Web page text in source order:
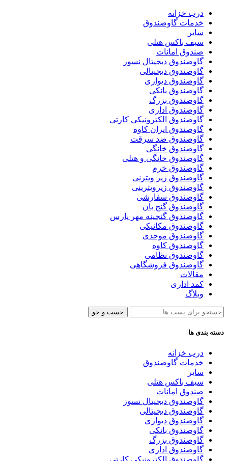
درب خزانه
خدمات گاوصندوق
سایر
سیف باکس هتلی
صندوق امانات
گاوصندوق دیجیتال نسوز
گاوصندوق دیجیتالی
گاوصندوق دیواری
گاوصندوق بانکی
گاوصندوق بزرگ
گاوصندوق اداری
گاوصندوق الکترونیکی کارتی
گاوصندوق ایران کاوه
گاوصندوق ضد سرقت
گاوصندوق خانگی
گاوصندوق خانگی و هتلی
گاوصندوق خرم
گاوصندوق زیر ویترنی
گاوصندوق زیرویترینی
گاوصندوق سفارشی
گاوصندوق گنج بان
گاوصندوق گنجینه مهر پارس
گاوصندوق مکانیکی
گاوصندوق موحدی
گاوصندوق کاوه
گاوصندوق نظامی
گاوصندوق فروشگاهی
مقالات
کمد اداری
وبلاگ
جست و جو
دسته بندی ها
درب خزانه
خدمات گاوصندوق
سایر
سیف باکس هتلی
صندوق امانات
گاوصندوق دیجیتال نسوز
گاوصندوق دیجیتالی
گاوصندوق دیواری
گاوصندوق بانکی
گاوصندوق بزرگ
گاوصندوق اداری
گاوصندوق الکترونیکی کارتی